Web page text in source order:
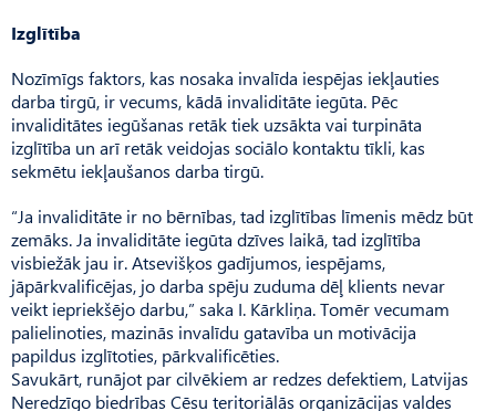
Izglītība
Nozīmīgs faktors, kas nosaka invalīda iespējas iekļauties
darba tirgū, ir vecums, kādā invaliditāte iegūta. Pēc
invaliditātes iegūšanas retāk tiek uzsākta vai turpināta
izglītība un arī retāk veidojas soci­ālo kontaktu tīkli, kas
sekmētu iekļaušanos darba tirgū.
“Ja invaliditāte ir no bērnības, tad izglītības līmenis mēdz būt
zemāks. Ja invaliditāte iegūta dzīves laikā, tad izglītība
visbiežāk jau ir. Atsevišķos gadījumos, iespējams,
jāpārkvalificējas, jo darba spēju zuduma dēļ klients nevar
veikt iepriekšējo darbu,” saka I. Kārkliņa. Tomēr vecumam
palielinoties, mazinās invalīdu gatavība un motivācija
papildus izglītoties, pārkvalificēties.
Savukārt, runājot par cilvēkiem ar redzes defektiem, Latvijas
Ne­redzīgo biedrības Cēsu teritoriālās organizācijas valdes